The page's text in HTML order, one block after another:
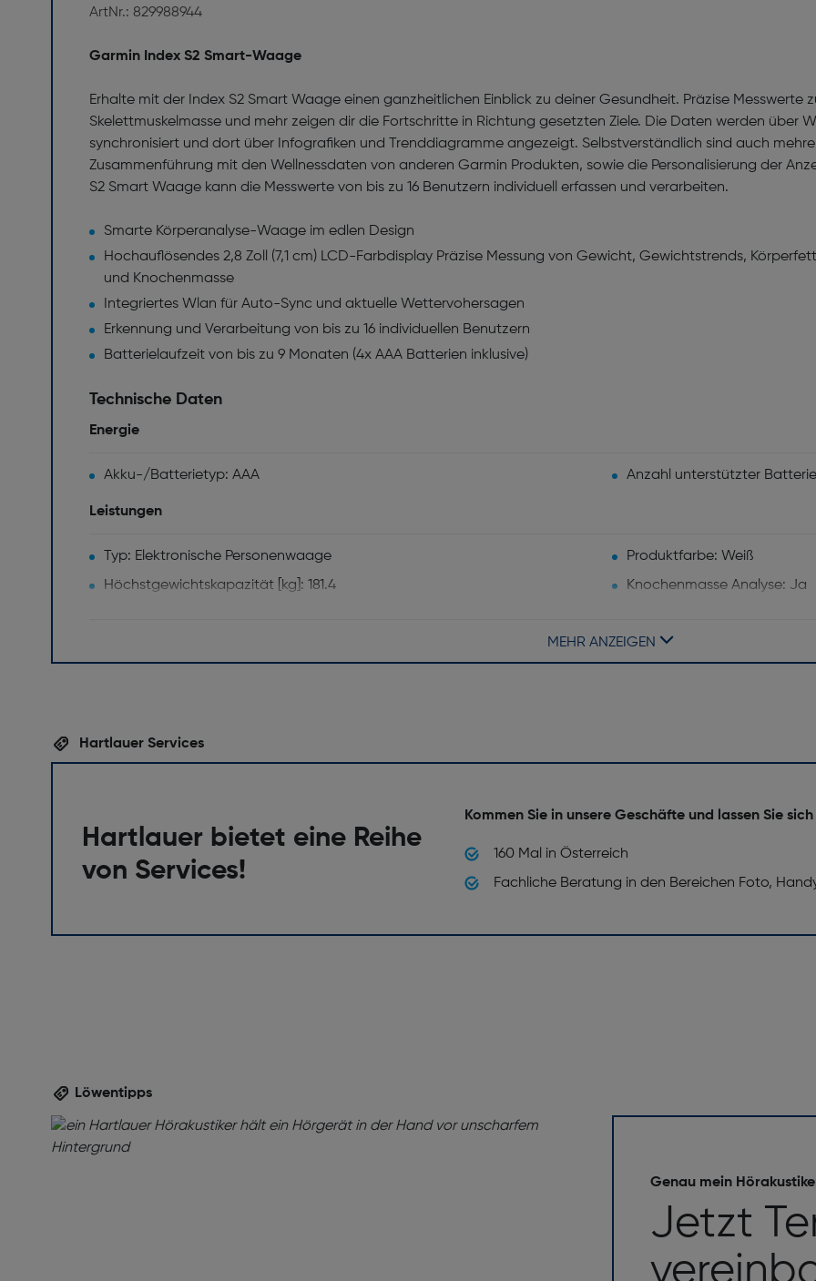
ArtNr.: 829988944
Garmin Index S2 Smart-Waage
Erhalte mit der Index S2 Smart Waage einen ganzheitlichen Einblick zu deiner Gesundheit. Präzise
Skelettmuskelmasse und mehr zeigen dir die Fortschritte in Richtung gesetzten Ziele. Die Daten werden über
synchronisiert und dort über Infografiken und Trenddiagramme angezeigt. Selbstverständlich sind auch
Zusammenführung mit den Wellnessdaten von anderen Garmin Produkten, sowie die Personalisierung der
S2 Smart Waage kann die Messwerte von bis zu 16 Benutzern individuell erfassen und verarbeiten.
Smarte Körperanalyse-Waage im edlen Design
Hochauflösendes 2,8 Zoll (7,1 cm) LCD-Farbdisplay Präzise Messung von Gewicht, Gewichtstrends,
und Knochenmasse
Integriertes Wlan für Auto-Sync und aktuelle Wettervohersagen
Erkennung und Verarbeitung von bis zu 16 individuellen Benutzern
Batterielaufzeit von bis zu 9 Monaten (4x AAA Batterien inklusive)
Technische Daten
Energie
Akku-/Batterietyp: AAA Anzahl unterstützter
Leistungen
Typ: Elektronische Personenwaage
Produktfarbe: Weiß
Höchstgewichtskapazität [kg]: 181.4
Knochenmasse Analyse: Ja
Bluetooth: Ja WLAN: Ja
MEHR ANZEIGEN
Hartlauer Services
Hartlauer bietet eine Reihe
von Services!
Kommen Sie in unsere Geschäfte und lassen Sie
160 Mal in Österreich
Fachliche Beratung in den Bereichen Foto,
Löwentipps
Genau mein
Jetzt